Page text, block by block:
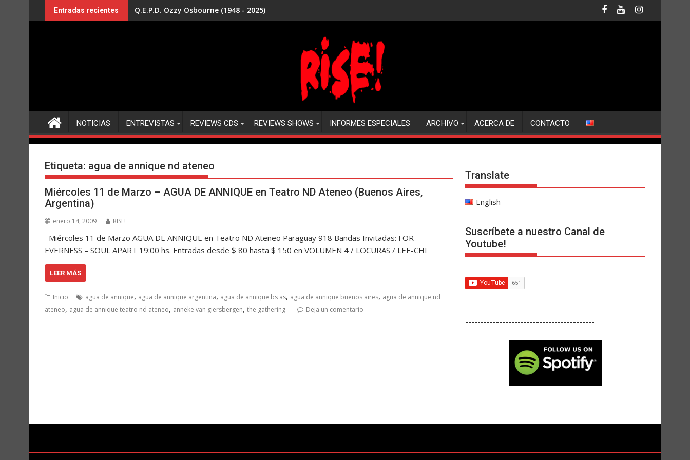
al
Entradas recientes Q.E.P.D. Ozzy Osbourne (1948 - 2025)
NOTICIAS ENTREVISTAS REVIEWS CDS REVIEWS SHOWS INFORMES ESPECIALES ARCHIVO ACERCA DE CONTACTO
Etiqueta: agua de annique nd ateneo
Miércoles 11 de Marzo – AGUA DE ANNIQUE en Teatro ND Ateneo (Buenos Aires,
Argentina)
enero 14, 2009 RISE!
Miércoles 11 de Marzo AGUA DE ANNIQUE en Teatro ND Ateneo Paraguay 918 Bandas Invitadas: FOR
EVERNESS – SOUL APART 19:00 hs. Entradas desde $ 80 hasta $ 150 en VOLUMEN 4 / LOCURAS / LEE-CHI
LEER MÁS
Inicio agua de annique, agua de annique argentina, agua de annique bs as, agua de annique buenos aires, agua de annique nd
ateneo, agua de annique teatro nd ateneo, anneke van giersbergen, the gathering Deja un comentario
Translate
English
Suscríbete a nuestro Canal de
Youtube!
------------------------------------------